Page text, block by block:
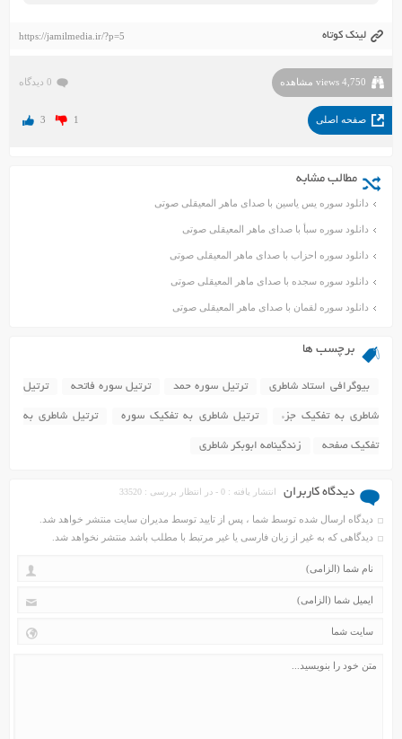
لینک کوتاه https://jamilmedia.ir/?p=5
4,750 views مشاهده 0 دیدگاه
صفحه اصلی 3 1
مطالب مشابه
دانلود سوره یس یاسین با صدای ماهر المعیقلی صوتی
دانلود سوره سبأ با صدای ماهر المعیقلی صوتی
دانلود سوره احزاب با صدای ماهر المعیقلی صوتی
دانلود سوره سجده با صدای ماهر المعیقلی صوتی
دانلود سوره لقمان با صدای ماهر المعیقلی صوتی
برچسب ها
بیوگرافی استاد شاطری ترتیل سوره حمد ترتیل سوره فاتحه ترتیل
شاطری به تفکیک جزء ترتیل شاطری به تفکیک سوره ترتیل شاطری به
تفکیک صفحه زندگینامه ابوبکر شاطری
دیدگاه کاربران انتشار یافته : 0 - در انتظار بررسی : 33520
دیدگاه ارسال شده توسط شما ، پس از تایید توسط مدیران سایت منتشر خواهد شد.
دیدگاهی که به غیر از زبان فارسی یا غیر مرتبط با مطلب باشد منتشر نخواهد شد.